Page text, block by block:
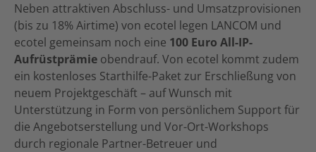
Neben attraktiven Abschluss- und Umsatzprovisionen
(bis zu 18% Airtime) von ecotel legen LANCOM und
ecotel gemeinsam noch eine 100 Euro All-IP-
Aufrüstprämie obendrauf. Von ecotel kommt zudem
ein kostenloses Starthilfe-Paket zur Erschließung von
neuem Projektgeschäft – auf Wunsch mit
Unterstützung in Form von persönlichem Support für
die Angebotserstellung und Vor-Ort-Workshops
durch regionale Partner-Betreuer und